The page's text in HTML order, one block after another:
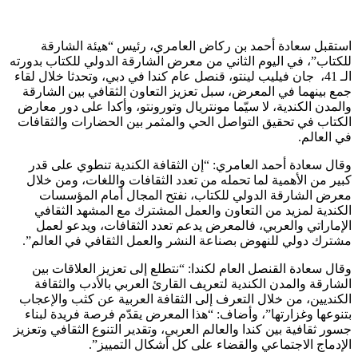
استقبل سعادة أحمد بن ركاض العامري، رئيس “هيئة الشارقة
للكتاب”، في اليوم الثاني من معرض الشارقة الدولي للكتاب بدورته
الـ 41، جان فيليب لينتو، قنصل عام كندا في دبي، وتحدثا خلال لقاء
جمع بينهما في المعرض، سبل تعزيز التعاون الثقافي بين الشارقة
والمدن الكندية، لا سيّما مونتريال وتورونتو، وأكدا على دور معارض
الكتاب في تحقيق التواصل الحي والمثمر بين الحضارات والثقافات
في العالم.
وقال سعادة أحمد العامري: “إن الثقافة الكندية تنطوي على قدر
كبير من الأهمية لما تحمله من تعدد الثقافات واللغات، ومن خلال
معرض الشارقة الدولي للكتاب، نفتح المجال أمام المؤسسات
الكندية لمزيد من التعاون والعمل المشترك مع المشهد الثقافي
الإماراتي والعربي، فالمعرض يدعم تعدد الثقافات، ويدعو لعمل
مشترك دولي للنهوض بصناعة النشر والعمل الثقافي في العالم”.
وقال سعادة القنصل العام لكندا: “نتطلع إلى تعزيز العلاقات بين
الشارقة والمدن الكندية لتعريف القارئ العربي بالأدب والثقافة
الكنديين، من خلال التعرف إلى الثقافة العربية عن كثب والإعجاب
بتنوعها وغزارتها”، وأضاف: “هذا المعرض يقدّم فرصة فريدة لبناء
جسور ثقافية بين كندا والعالم العربي، وتقدير التنوع الثقافي وتعزيز
الإدماج الاجتماعي والقضاء على كل أشكال التمييز”.